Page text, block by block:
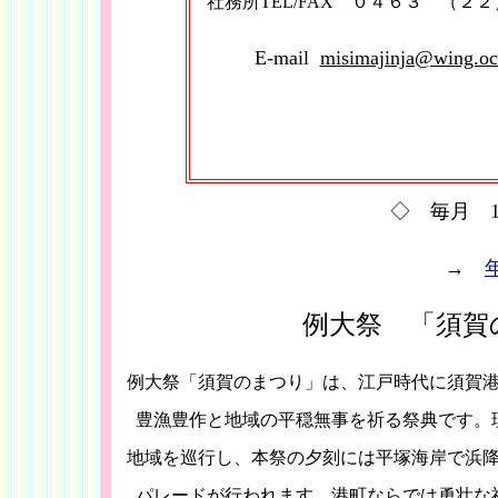
E-mail
◇ 毎月 1
→
例大祭 「須賀
例大祭「須賀のまつり」は、江戸時代に須賀
豊漁豊作と地域の平穏無事を祈る祭典です
地域を巡行し、本祭の夕刻には平塚海岸で浜